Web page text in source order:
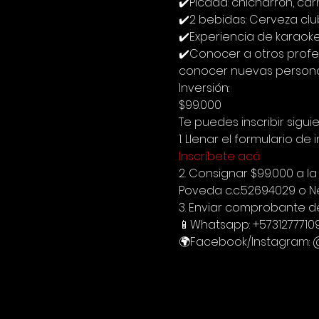
✔️2 bebidas: Cerveza
✔️Experiencia de
✔️Conocer a otros
conocer nuevas
Inversión:
$99.000
Te puedes inscribir
1. Llenar el formulario de
Inscríbete acá
2. Consignar $99.000 a
Poveda c.c.52694029 o
3. Enviar comprobante
📱Whatsapp:
🌍Facebook/Instagram: